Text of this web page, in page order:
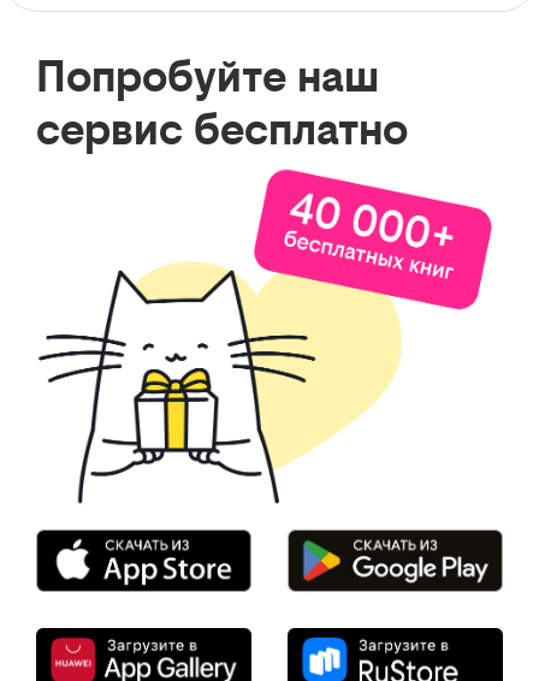
Попробуйте наш
сервис бесплатно